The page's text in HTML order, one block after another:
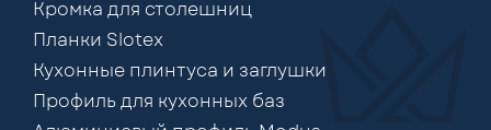
Кромка для столешниц
Планки Slotex
Кухонные плинтуса и заглушки
Профиль для кухонных баз